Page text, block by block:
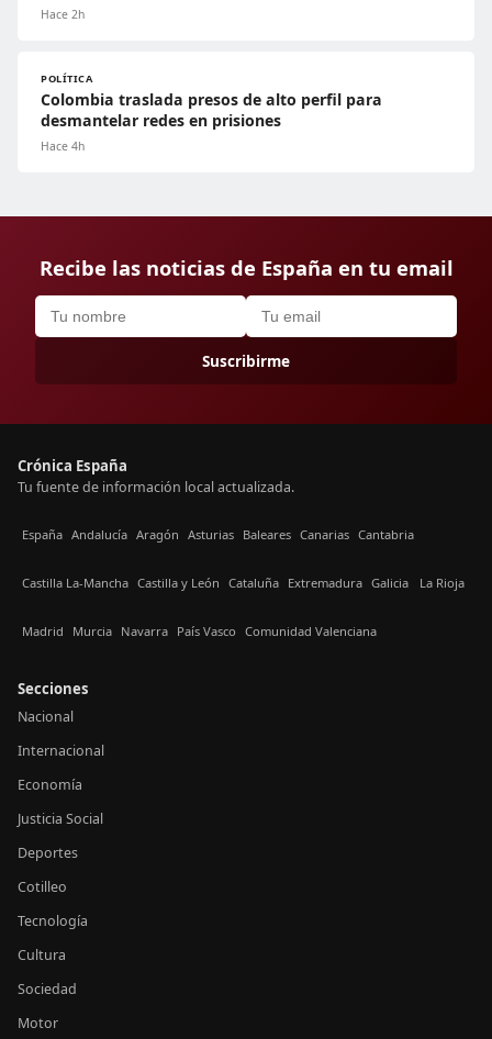
Hace 2h
POLÍTICA
Colombia traslada presos de alto perfil para
desmantelar redes en prisiones
Hace 4h
Recibe las noticias de España en tu email
Suscribirme
Crónica España
Tu fuente de información local actualizada.
España Andalucía Aragón Asturias Baleares Canarias Cantabria
Castilla La-Mancha Castilla y León Cataluña Extremadura Galicia La Rioja
Madrid Murcia Navarra País Vasco Comunidad Valenciana
Secciones
Nacional
Internacional
Economía
Justicia Social
Deportes
Cotilleo
Tecnología
Cultura
Sociedad
Motor